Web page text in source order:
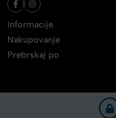
Informacije
Nakupovanje
Prebrskaj po